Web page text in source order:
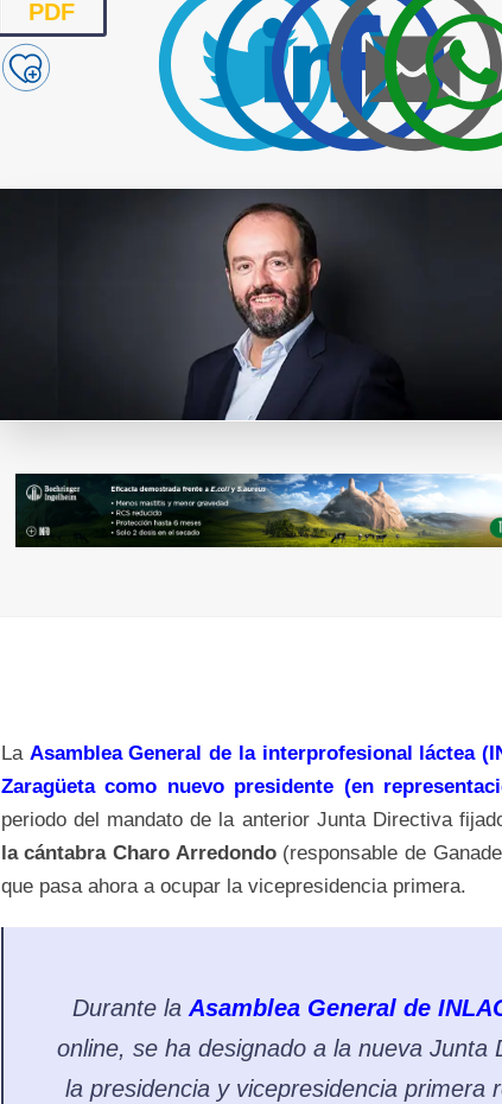
Instalaciones
Bioseguridad
Manejo y Bienestar
Publicidad y
colaboraciones
Contactar
Contactar con
rumiNews
PDF
La Asamblea General de la interprofesional láctea
Zaragüeta como nuevo presidente (en
periodo del mandato de la anterior Junta Directiva
la cántabra Charo Arredondo(responsable de
que pasa ahora a ocupar la vicepresidencia primera.
Durante laAsamblea General de
online, se ha designado a la nueva Junta
la presidencia y vicepresidencia primera